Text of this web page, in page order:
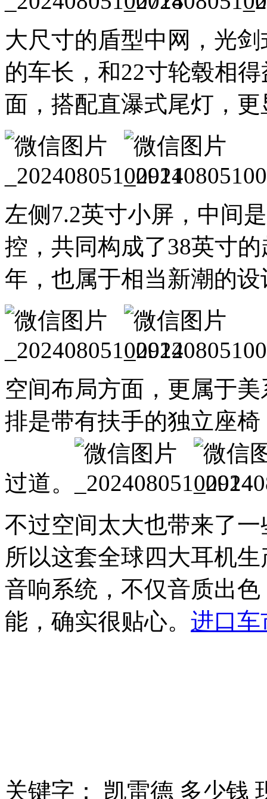
大尺寸的盾型中网，光
的车长，和22寸轮毂相
面，搭配直瀑式尾灯，
左侧7.2英寸小屏，中间
控，共同构成了38英寸
年，也属于相当新潮的设
空间布局方面，更属于
排是带有扶手的独立座
过道。
不过空间太大也带来了
所以这套全球四大耳机
音响系统，不仅音质出
能，确实很贴心。 进口车
关键字： 凯雷德 多少钱